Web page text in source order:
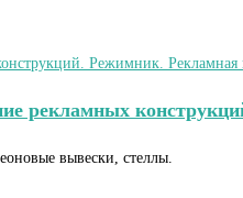
рекламных
вывески, стеллы.